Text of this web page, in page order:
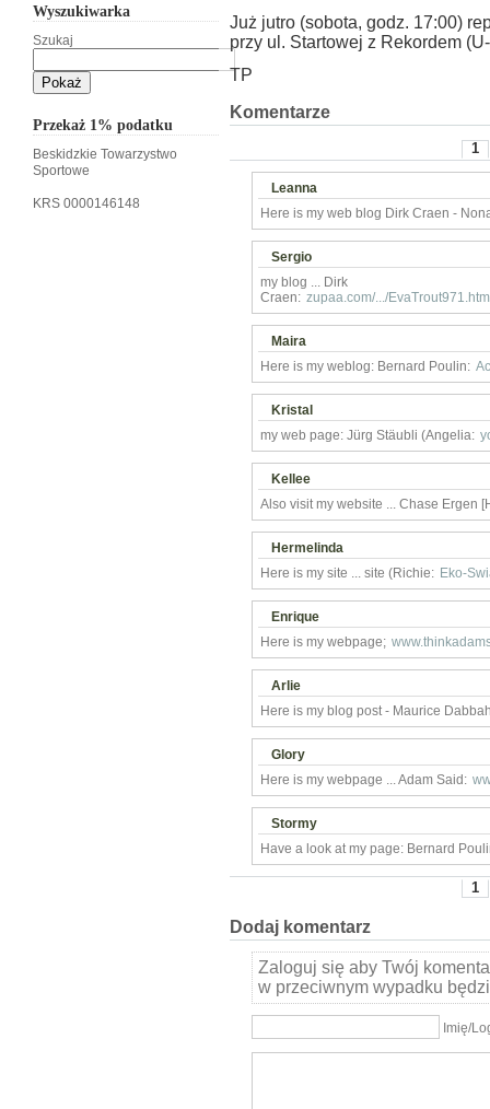
Wyszukiwarka
Szukaj
Przekaż 1% podatku
Beskidzkie Towarzystwo
Sportowe
KRS 0000146148
Już jutro (sobota, godz. 17:00)
przy ul. Startowej z Rekordem
TP
Komentarze
1
Leanna
Here is my web blog Dirk Craen -
Sergio
my blog ... Dirk
Craen: zupaa.com/.../
Maira
Here is my weblog: Bernard Poulin:
Kristal
my web page: Jürg Stäubli (Angelia:
Kellee
Also visit my website ... Chase Ergen
Hermelinda
Here is my site ... site (Richie: Eko-
Enrique
Here is my webpage;
Arlie
Here is my blog post - Maurice
Glory
Here is my webpage ... Adam Said:
Stormy
Have a look at my page: Bernard
1
Dodaj komentarz
Zaloguj się aby Twój
w przeciwnym wypadku
Imię/